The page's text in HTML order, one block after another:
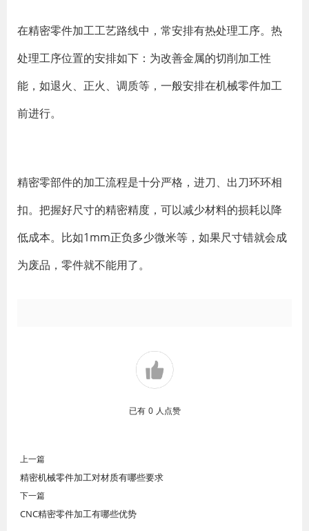
在精密零件加工工艺路线中，常安排有热处理工序。热
处理工序位置的安排如下：为改善金属的切削加工性
能，如退火、正火、调质等，一般安排在机械零件加工
前进行。
精密零部件的加工流程是十分严格，进刀、出刀环环相
扣。把握好尺寸的精密精度，可以减少材料的损耗以降
低成本。比如1mm正负多少微米等，如果尺寸错就会成
为废品，零件就不能用了。
已有 0 人点赞
上一篇
精密机械零件加工对材质有哪些要求
下一篇
CNC精密零件加工有哪些优势